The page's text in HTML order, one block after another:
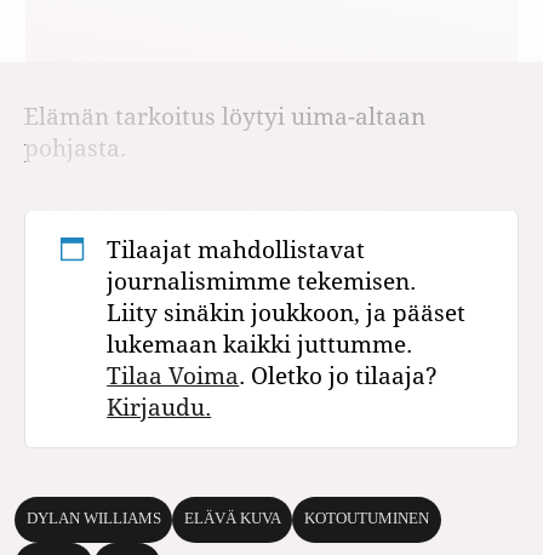
Elämän tarkoitus löytyi uima-altaan
pohjasta.
Tilaajat mahdollistavat
journalismimme tekemisen.
Liity sinäkin joukkoon, ja pääset
lukemaan kaikki juttumme.
Tilaa Voima. Oletko jo tilaaja?
Kirjaudu.
DYLAN WILLIAMS ELÄVÄ KUVA KOTOUTUMINEN